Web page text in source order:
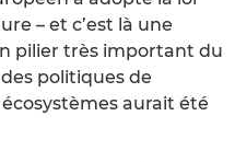
– et c’est là une
pilier très important du
politiques de
aurait été